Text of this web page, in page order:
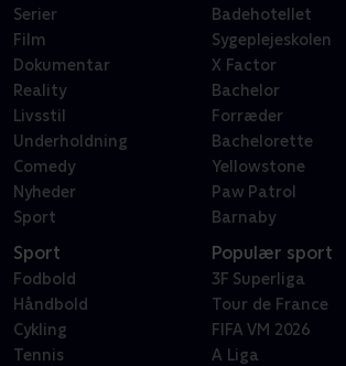
Serier
Film
Dokumentar
Reality
Livsstil
Underholdning
Comedy
Nyheder
Sport
Badehotellet
Sygeplejeskolen
X Factor
Bachelor
Forræder
Bachelorette
Yellowstone
Paw Patrol
Barnaby
Sport
Fodbold
Håndbold
Cykling
Tennis
Populær sport
3F Superliga
Tour de France
FIFA VM 2026
A Liga